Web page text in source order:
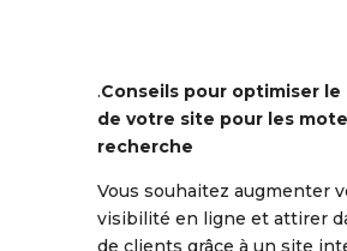
.Conseils pour optimiser
de votre site pour les
recherche
Vous souhaitez augmenter
visibilité en ligne et attirer
de clients grâce à un site